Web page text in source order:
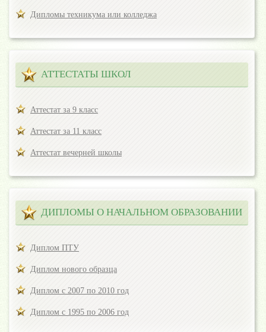
Дипломы техникума или колледжа
АТТЕСТАТЫ ШКОЛ
Аттестат за 9 класс
Аттестат за 11 класс
Аттестат вечерней школы
ДИПЛОМЫ О НАЧАЛЬНОМ ОБРАЗОВАНИИ
Диплом ПТУ
Диплом нового образца
Диплом с 2007 по 2010 год
Диплом с 1995 по 2006 год